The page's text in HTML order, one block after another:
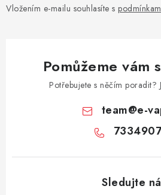
Vložením e-mailu souhlasíte s
Pomůžeme vám
Potřebujete s něčím poradit?
team@e-